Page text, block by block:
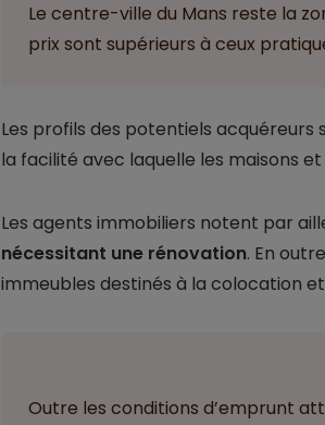
Le centre-ville du Mans reste la
prix sont supérieurs à ceux
Les profils des potentiels acquéreurs
la facilité avec laquelle les maisons
Les agents immobiliers notent par
nécessitant une rénovation. En
immeubles destinés à la colocation
Outre les conditions d’emprunt